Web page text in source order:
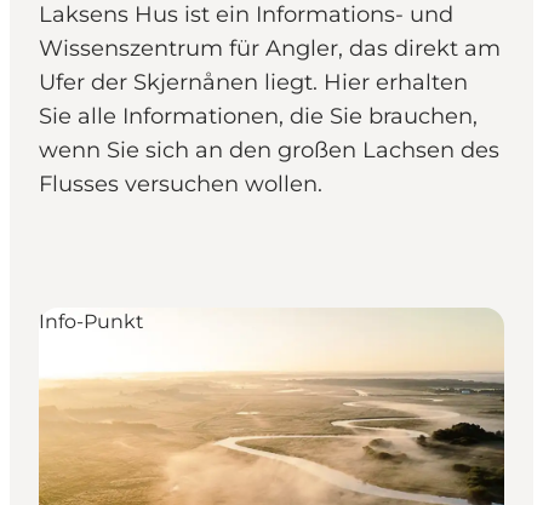
Plane deine Reise
Laksens Hus ist ein Informations- und
Wissenszentrum für Angler, das direkt am
Ufer der Skjernånen liegt. Hier erhalten
Sie alle Informationen, die Sie brauchen,
wenn Sie sich an den großen Lachsen des
Flusses versuchen wollen.
Info-Punkt